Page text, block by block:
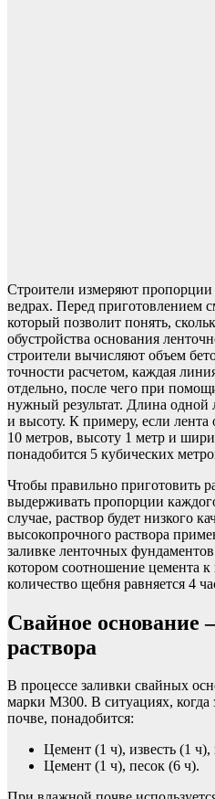
Строители измеряют пропорции
ведрах. Перед приготовлением
который позволит понять,
обустройства основания
строители вычисляют объем
точности расчетом, каждая
отдельно, после чего при
нужный результат. Длина
и высоту. К примеру, если лента
10 метров, высоту 1 метр и
понадобится 5 кубических
Чтобы правильно приготовить
выдерживать пропорции
случае, раствор будет низкого
высокопрочного раствора
заливке ленточных фундаментов
котором соотношение цемента к
количество щебня равняется 4
Свайное основание
раствора
В процессе заливки свайных
марки М300. В ситуациях, когда
почве, понадобится:
Цемент (1 ч), известь (1 ч),
Цемент (1 ч), песок (6 ч).